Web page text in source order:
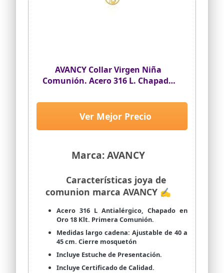
AVANCY Collar Virgen Niña
Comunión. Acero 316 L. Chapado
ajustable 40 hasta 45 cm. Cadena
y Medalla Virgen María.
Marca: AVANCY
Ver Mejor Precio
Características joya de
comunion marca AVANCY ✍
Acero 316 L Antialérgico, Chapado en
Oro 18 Klt. Primera Comunión.
Medidas largo cadena: Ajustable de 40 a
45 cm. Cierre mosquetón
Incluye Estuche de Presentación.
Incluye Certificado de Calidad.